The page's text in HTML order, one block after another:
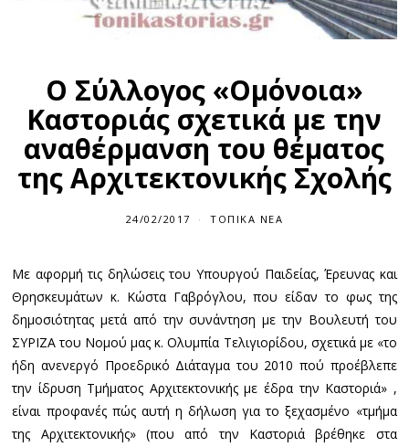
Ο Σύλλογος «Ομόνοια»
Καστοριάς σχετικά με την
αναθέρμανση του θέματος
της Αρχιτεκτονικής Σχολής
24/02/2017 ΤΟΠΙΚΆ ΝΈΑ
Με αφορμή τις δηλώσεις του Υπουργού Παιδείας, Έρευνας και
Θρησκευμάτων κ. Κώστα Γαβρόγλου, που είδαν το φως της
δημοσιότητας μετά από την συνάντηση με την Βουλευτή του
ΣΥΡΙΖΑ του Νομού μας κ. Ολυμπία Τελιγιορίδου, σχετικά με «το
ήδη ανενεργό Προεδρικό Διάταγμα του 2010 πού προέβλεπε
την ίδρυση Τμήματος Αρχιτεκτονικής με έδρα την Καστοριά» ,
είναι προφανές πώς αυτή η δήλωση για το ξεχασμένο «τμήμα
της Αρχιτεκτονικής» (που από την Καστοριά βρέθηκε στα